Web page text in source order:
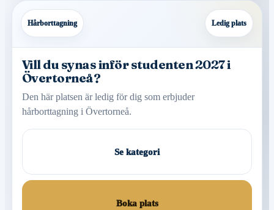
Hårborttagning Ledig plats
Vill du synas inför studenten 2027 i
Övertorneå?
Den här platsen är ledig för dig som erbjuder
hårborttagning i Övertorneå.
Se kategori
Boka plats